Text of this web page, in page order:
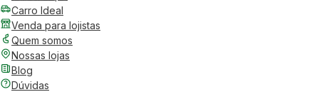
Carro Ideal
Venda para lojistas
Quem somos
Nossas lojas
Blog
Dúvidas